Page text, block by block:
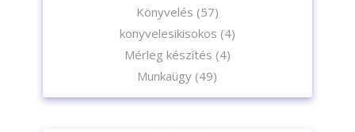
Könyvelés (57)
konyvelesikisokos (4)
Mérleg készítés (4)
Munkaügy (49)